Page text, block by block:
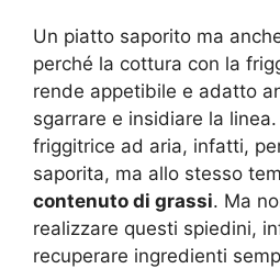
Un piatto saporito ma
perché la cottura con la
rende appetibile e adatto
sgarrare e insidiare la linea.
friggitrice ad aria, infatti,
saporita, ma allo stesso
contenuto di grassi. Ma
realizzare questi spiedini,
recuperare ingredienti